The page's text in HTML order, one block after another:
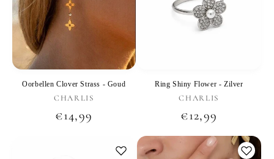
Oorbellen Clover Strass - Goud
Verkoper:
CHARLIS
Normale
€14,99
Ring Shiny Flower - Zilver
Verkoper:
CHARLIS
Normale
prijs
€12,99